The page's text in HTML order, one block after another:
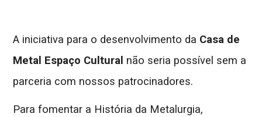
A iniciativa para o desenvolvimento da Casa de
Metal Espaço Cultural não seria possível sem a
parceria com nossos patrocinadores.
Para fomentar a História da Metalurgia,